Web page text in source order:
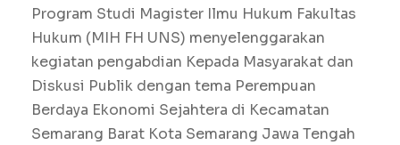
Program Studi Magister Ilmu Hukum Fakultas
Hukum (MIH FH UNS) menyelenggarakan
kegiatan pengabdian Kepada Masyarakat dan
Diskusi Publik dengan tema Perempuan
Berdaya Ekonomi Sejahtera di Kecamatan
Semarang Barat Kota Semarang Jawa Tengah